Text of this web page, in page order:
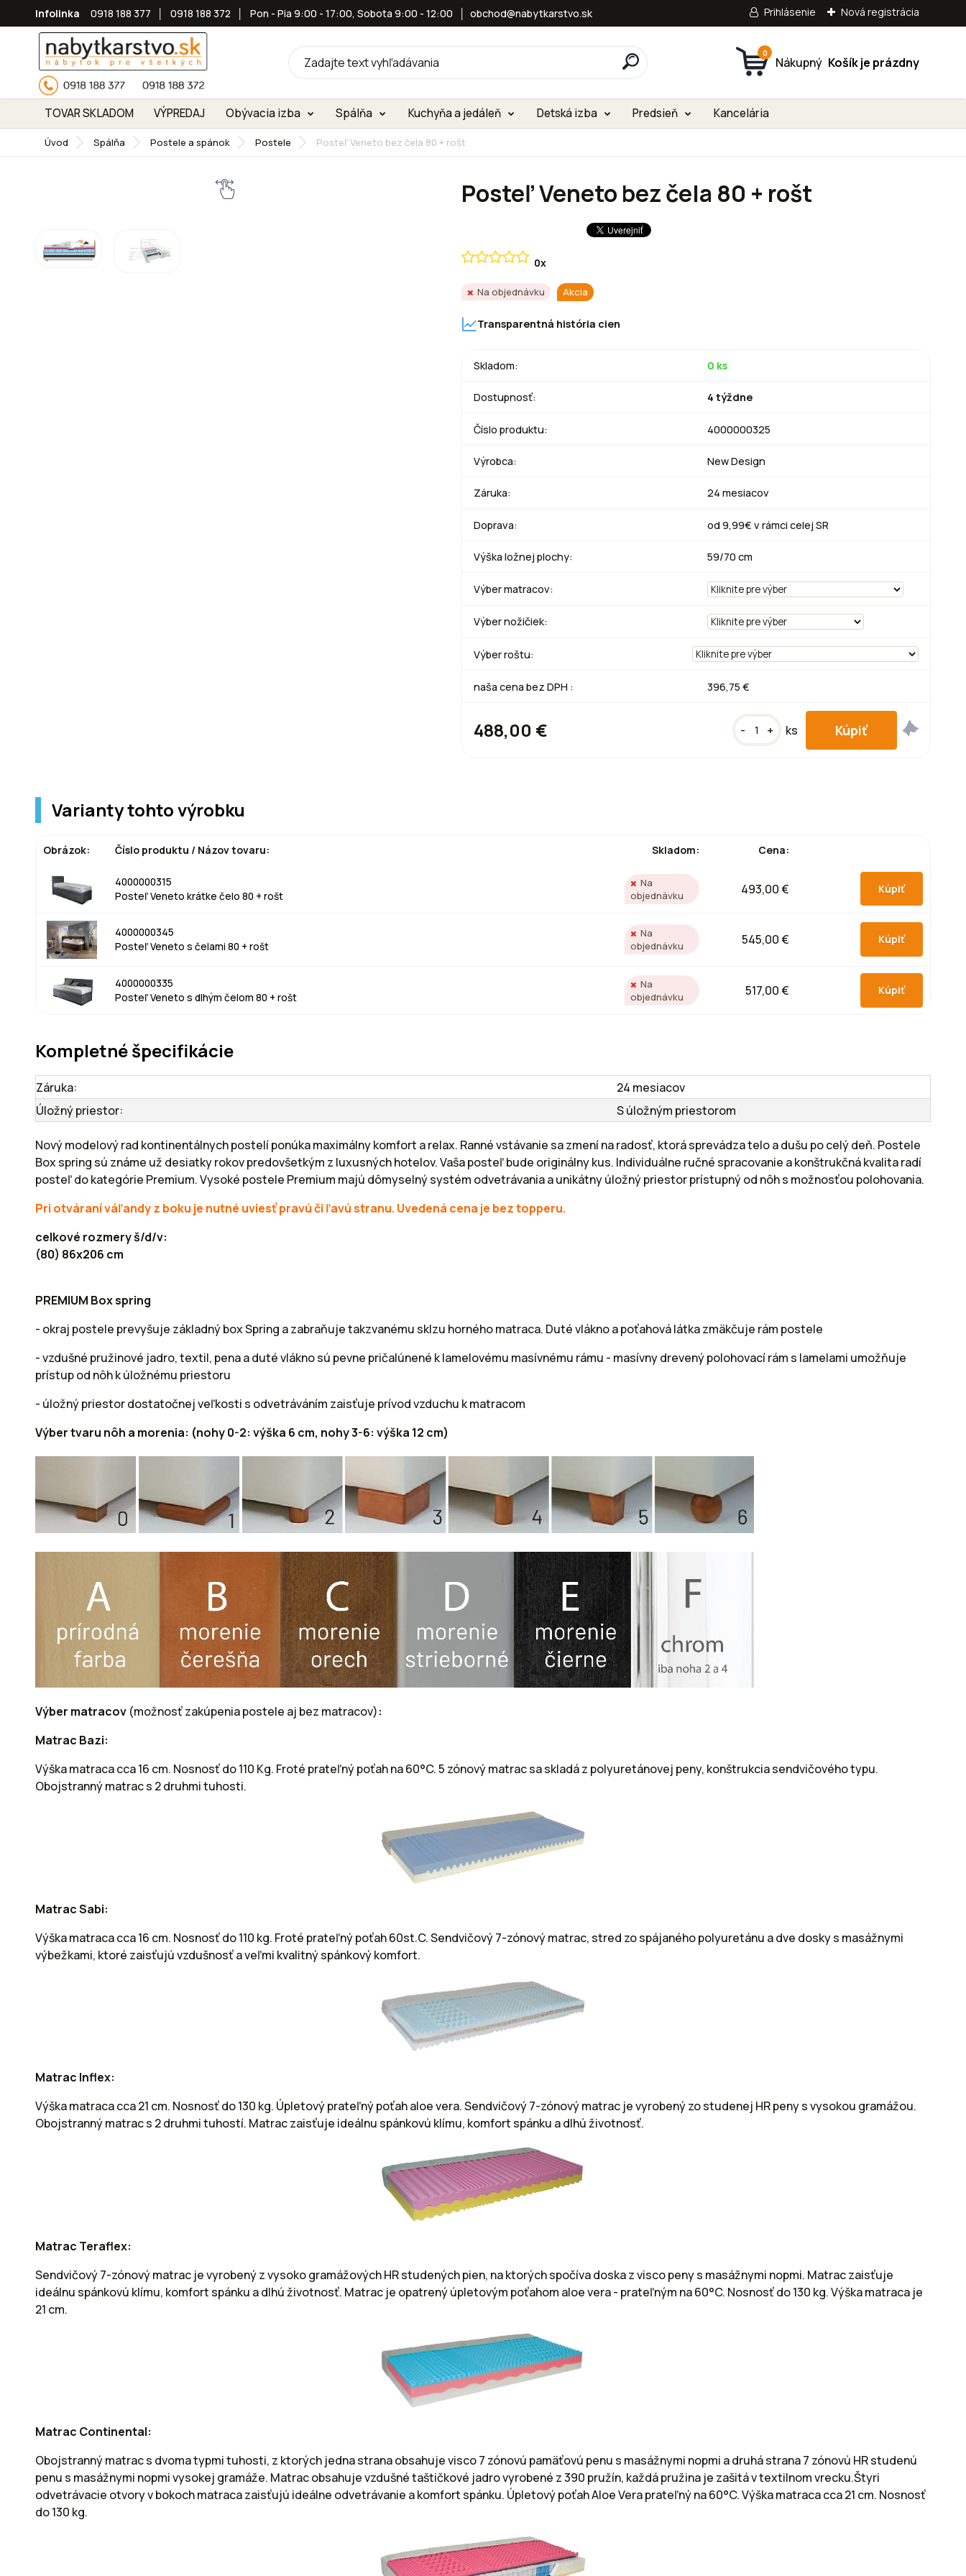
Infolinka 0918 188 377 0918 188 372 Pon - Pia 9:00 - 17:00, Sobota 9:00 - 12:00 │ obchod@nabytkarstvo.sk Prihlásenie Nová registrácia
0
TOVAR SKLADOM VÝPREDAJ Obývacia izba Spálňa Kuchyňa a jedáleň Detská izba Predsieň Kancelária
Úvod Spálňa Postele a spánok Postele Posteľ Veneto bez čela 80 + rošt
Posteľ Veneto bez čela 80 + rošt
Na objednávku Akcia
0x
Transparentná história cien
Skladom: 0 ks
Dostupnosť: 4 týždne
Číslo produktu: 4000000325
Výrobca: New Design
Záruka: 24 mesiacov
Doprava: od 9,99€ v rámci celej SR
Výška ložnej plochy: 59/70 cm
Výber matracov:
Výber nožičiek:
Výber roštu:
naša cena bez DPH : 396,75 €
488,00 € - + ks
Varianty tohto výrobku
Obrázok: Číslo produktu / Názov tovaru: Skladom: Cena:
4000000315
Posteľ Veneto krátke čelo 80 + rošt
Na
objednávku
493,00 €
4000000345
Posteľ Veneto s čelami 80 + rošt
Na
objednávku
545,00 €
4000000335
Posteľ Veneto s dlhým čelom 80 + rošt
Na
objednávku
517,00 €
Kompletné špecifikácie
Záruka:
24 mesiacov
Úložný priestor:
S úložným priestorom
Nový modelový rad kontinentálnych postelí ponúka maximálny komfort a relax. Ranné vstávanie sa zmení na radosť, ktorá sprevádza telo a dušu po celý deň. Postele
Box spring sú známe už desiatky rokov predovšetkým z luxusných hotelov. Vaša posteľ bude originálny kus. Individuálne ručné spracovanie a konštrukčná kvalita radí
posteľ do kategórie Premium. Vysoké postele Premium majú dômyselný systém odvetrávania a unikátny úložný priestor prístupný od nôh s možnosťou polohovania.
Pri otváraní váľandy z boku je nutné uviesť pravú či ľavú stranu. Uvedená cena je bez topperu.
celkové rozmery š/d/v:
(80) 86x206 cm
PREMIUM Box spring
- okraj postele prevyšuje základný box Spring a zabraňuje takzvanému sklzu horného matraca. Duté vlákno a poťahová látka zmäkčuje rám postele
- vzdušné pružinové jadro, textil, pena a duté vlákno sú pevne pričalúnené k lamelovému masívnému rámu - masívny drevený polohovací rám s lamelami umožňuje
prístup od nôh k úložnému priestoru
- úložný priestor dostatočnej veľkosti s odvetráváním zaisťuje prívod vzduchu k matracom
Výber tvaru nôh a morenia: (nohy 0-2: výška 6 cm, nohy 3-6: výška 12 cm)
Výber matracov(možnosť zakúpenia postele aj bez matracov):
Matrac Bazi:
Výška matraca cca 16 cm. Nosnosť do 110 Kg. Froté prateľný poťah na 60°C. 5 zónový matrac sa skladá z polyuretánovej peny, konštrukcia sendvičového typu.
Obojstranný matrac s 2 druhmi tuhosti.
Matrac Sabi:
Výška matraca cca 16 cm. Nosnosť do 110 kg. Froté prateľný poťah 60st.C. Sendvičový 7-zónový matrac, stred zo spájaného polyuretánu a dve dosky s masážnymi
výbežkami, ktoré zaisťujú vzdušnosť a veľmi kvalitný spánkový komfort.
Matrac Inflex:
Výška matraca cca 21 cm. Nosnosť do 130 kg. Úpletový prateľný poťah aloe vera. Sendvičový 7-zónový matrac je vyrobený zo studenej HR peny s vysokou gramážou.
Obojstranný matrac s 2 druhmi tuhostí. Matrac zaisťuje ideálnu spánkovú klímu, komfort spánku a dlhú životnosť.
Matrac Teraflex:
Sendvičový 7-zónový matrac je vyrobený z vysoko gramážových HR studených pien, na ktorých spočíva doska z visco peny s masážnymi nopmi. Matrac zaisťuje
ideálnu spánkovú klímu, komfort spánku a dlhú životnosť. Matrac je opatrený úpletovým poťahom aloe vera - prateľným na 60°C. Nosnosť do 130 kg. Výška matraca je
21 cm.
Matrac Continental:
Obojstranný matrac s dvoma typmi tuhosti, z ktorých jedna strana obsahuje visco 7 zónovú pamäťovú penu s masážnymi nopmi a druhá strana 7 zónovú HR studenú
penu s masážnymi nopmi vysokej gramáže. Matrac obsahuje vzdušné taštičkové jadro vyrobené z 390 pružín, každá pružina je zašitá v textilnom vrecku.Štyri
odvetrávacie otvory v bokoch matraca zaisťujú ideálne odvetrávanie a komfort spánku. Úpletový poťah Aloe Vera prateľný na 60°C. Výška matraca cca 21 cm. Nosnosť
do 130 kg.